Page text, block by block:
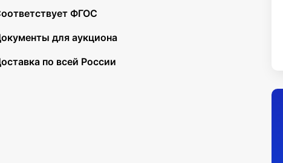
ФГОС
для аукциона
по всей России